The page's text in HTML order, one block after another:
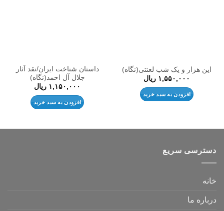
این هزار و یک شب لعنتی(نگاه)
۱,۵۵۰,۰۰۰ ریال
افزودن به سبد خرید
داستان شناخت ایران/نقد آثار
جلال آل احمد(نگاه)
۱,۱۵۰,۰۰۰ ریال
افزودن به سبد خرید
دسترسی سریع
خانه
درباره ما